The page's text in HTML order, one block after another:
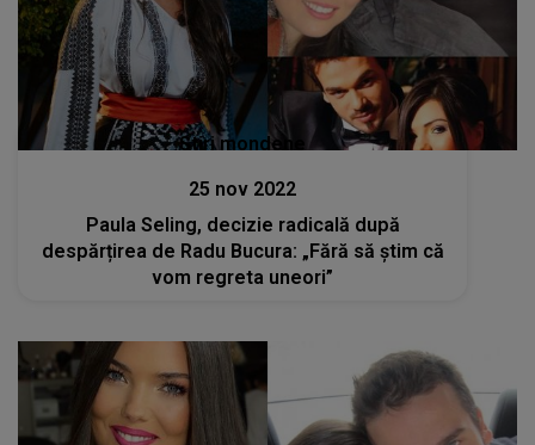
Stiri mondene
25 nov 2022
Paula Seling, decizie radicală după
despărțirea de Radu Bucura: „Fără să știm că
vom regreta uneori”